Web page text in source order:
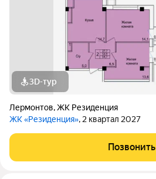
3D-тур
Лермонтов,ЖК Резиденция
ЖК «Резиденция», 2 квартал 2027
Позвонить